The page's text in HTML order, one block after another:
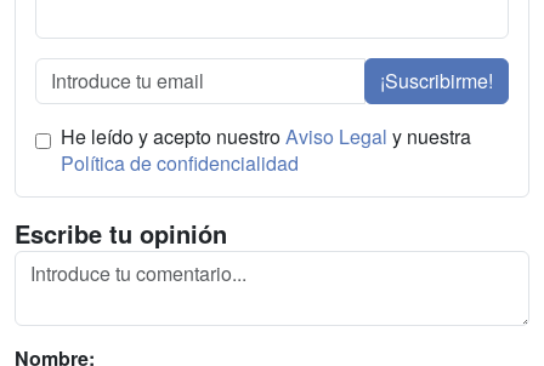
¡Suscribirme!
He leído y acepto nuestroAviso Legal y nuestra
Política de confidencialidad
Escribe tu opinión
Nombre: